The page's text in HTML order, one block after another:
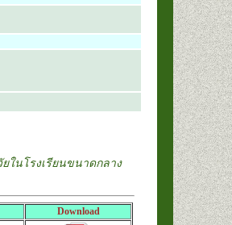
ในโรงเรียนขนาดกลาง
Download